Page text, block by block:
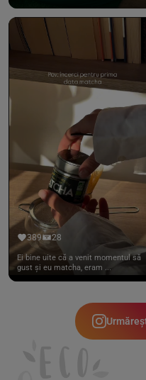
389 28
Ei bine uite că a venit momentul să
gust și eu matcha, eram ...